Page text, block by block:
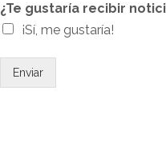
¿Te gustaría recibir
¡Sí, me gustaría!
Enviar